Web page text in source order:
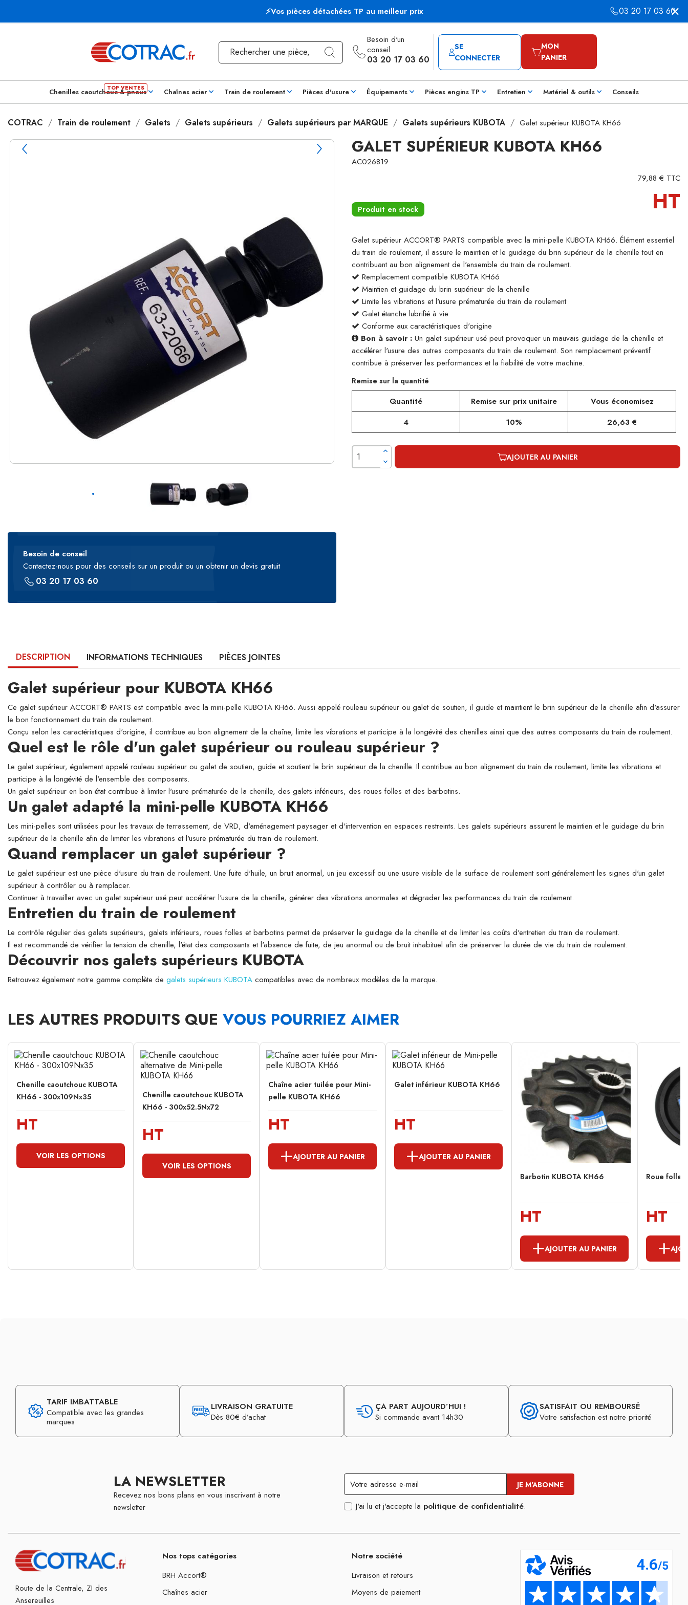
⚡Vos pièces détachées TP au meilleur prix 03 20 17 03 60
Besoin d'un
conseil
03 20 17 03 60
SE
CONNECTER
MON
PANIER
Chenilles caoutchouc & pneus Chaînes acier Train de roulement Pièces d'usure Équipements Pièces engins TP Entretien Matériel & outils Conseils
COTRAC Train de roulement Galets Galets supérieurs Galets supérieurs par MARQUE Galets supérieurs KUBOTA Galet supérieur KUBOTA KH66
Besoin de conseil
Contactez-nous pour des conseils sur un produit ou un obtenir un devis gratuit
03 20 17 03 60
GALET SUPÉRIEUR KUBOTA KH66
AC026819
79,88 € TTC
Produit en stock HT
Galet supérieur ACCORT® PARTS compatible avec la mini-pelle KUBOTA KH66. Élément essentiel
du train de roulement, il assure le maintien et le guidage du brin supérieur de la chenille tout en
contribuant au bon alignement de l'ensemble du train de roulement.
Remplacement compatible KUBOTA KH66
Maintien et guidage du brin supérieur de la chenille
Limite les vibrations et l'usure prématurée du train de roulement
Galet étanche lubrifié à vie
Conforme aux caractéristiques d'origine
Bon à savoir : Un galet supérieur usé peut provoquer un mauvais guidage de la chenille et
accélérer l'usure des autres composants du train de roulement. Son remplacement préventif
contribue à préserver les performances et la fiabilité de votre machine.
Remise sur la quantité
Quantité Remise sur prix unitaire
Vous économisez
4
10% 26,63 €
AJOUTER AU PANIER
DESCRIPTION INFORMATIONS TECHNIQUES PIÈCES JOINTES
Galet supérieur pour KUBOTA KH66
Ce galet supérieur ACCORT® PARTS est compatible avec la mini-pelle KUBOTA KH66. Aussi appelé rouleau supérieur ou galet de soutien, il guide et maintient le brin supérieur de la chenille afin d'assurer
le bon fonctionnement du train de roulement.
Conçu selon les caractéristiques d'origine, il contribue au bon alignement de la chaîne, limite les vibrations et participe à la longévité des chenilles ainsi que des autres composants du train de roulement.
Quel est le rôle d'un galet supérieur ou rouleau supérieur ?
Le galet supérieur, également appelé rouleau supérieur ou galet de soutien, guide et soutient le brin supérieur de la chenille. Il contribue au bon alignement du train de roulement, limite les vibrations et
participe à la longévité de l'ensemble des composants.
Un galet supérieur en bon état contribue à limiter l'usure prématurée de la chenille, des galets inférieurs, des roues folles et des barbotins.
Un galet adapté la mini-pelle KUBOTA KH66
Les mini-pelles sont utilisées pour les travaux de terrassement, de VRD, d'aménagement paysager et d'intervention en espaces restreints. Les galets supérieurs assurent le maintien et le guidage du brin
supérieur de la chenille afin de limiter les vibrations et l'usure prématurée du train de roulement.
Quand remplacer un galet supérieur ?
Le galet supérieur est une pièce d'usure du train de roulement. Une fuite d'huile, un bruit anormal, un jeu excessif ou une usure visible de la surface de roulement sont généralement les signes d'un galet
supérieur à contrôler ou à remplacer.
Continuer à travailler avec un galet supérieur usé peut accélérer l'usure de la chenille, générer des vibrations anormales et dégrader les performances du train de roulement.
Entretien du train de roulement
Le contrôle régulier des galets supérieurs, galets inférieurs, roues folles et barbotins permet de préserver le guidage de la chenille et de limiter les coûts d'entretien du train de roulement.
Il est recommandé de vérifier la tension de chenille, l'état des composants et l'absence de fuite, de jeu anormal ou de bruit inhabituel afin de préserver la durée de vie du train de roulement.
Découvrir nos galets supérieurs KUBOTA
Retrouvez également notre gamme complète de galets supérieurs KUBOTA compatibles avec de nombreux modèles de la marque.
LES AUTRES PRODUITS QUE VOUS POURRIEZ AIMER
Chenille caoutchouc KUBOTA
KH66 - 300x109Nx35
HT
VOIR LES OPTIONS
Chenille caoutchouc KUBOTA
KH66 - 300x52.5Nx72
HT
VOIR LES OPTIONS
Chaîne acier tuilée pour Mini-
pelle KUBOTA KH66
HT
AJOUTER AU PANIER
Galet inférieur KUBOTA KH66
HT
AJOUTER AU PANIER
Barbotin KUBOTA KH66
HT
AJOUTER AU PANIER
Roue folle
HT
TARIF IMBATTABLE
Compatible avec les grandes
marques
LIVRAISON GRATUITE
Dès 80€ d’achat
ÇA PART AUJOURD’HUI !
Si commande avant 14h30
SATISFAIT OU REMBOURSÉ
Votre satisfaction est notre priorité
LA NEWSLETTER
Recevez nos bons plans en vous inscrivant à notre
newsletter
J'ai lu et j'accepte la politique de confidentialité.
Route de la Centrale, ZI des
Ansereuilles
Nos tops catégories
BRH Accort®
Chaînes acier
Notre société
Livraison et retours
Moyens de paiement